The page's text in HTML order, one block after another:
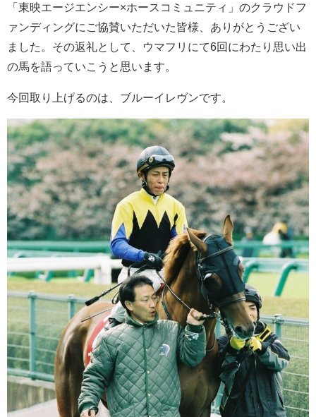
「東映エージエンシー×ホースコミュニティ」のクラウドフ
ァンディングにご協賛いただいた皆様、ありがとうござい
ました。その返礼として、ウマフリにて6回にわたり思い出
の馬を語っていこうと思います。
今回取り上げるのは、ブルーイレヴンです。